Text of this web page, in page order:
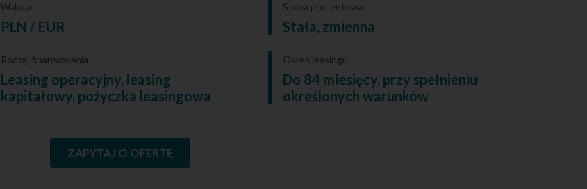
Waluta
PLN / EUR
Stopa procentowa
Stała, zmienna
Rodzaj finansowania
Leasing operacyjny, leasing
kapitałowy, pożyczka leasingowa
Okres leasingu
Do 84 miesięcy, przy spełnieniu
określonych warunków
ZAPYTAJ O OFERTĘ